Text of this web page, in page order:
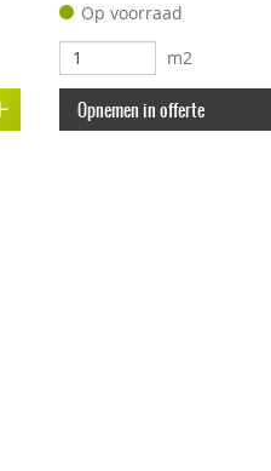
Op voorraad
m2
Opnemen in offerte